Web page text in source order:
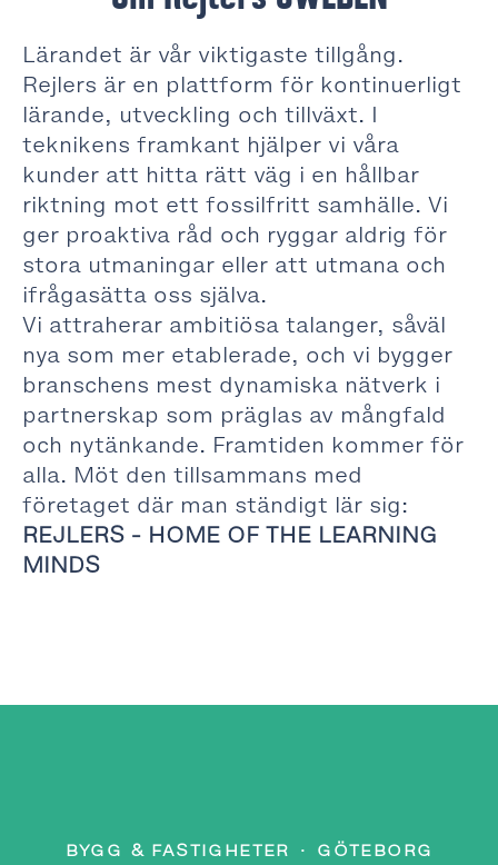
Lärandet är vår viktigaste tillgång.
Rejlers är en plattform för kontinuerligt
lärande, utveckling och tillväxt. I
teknikens framkant hjälper vi våra
kunder att hitta rätt väg i en hållbar
riktning mot ett fossilfritt samhälle. Vi
ger proaktiva råd och ryggar aldrig för
stora utmaningar eller att utmana och
ifrågasätta oss själva.
Vi attraherar ambitiösa talanger, såväl
nya som mer etablerade, och vi bygger
branschens mest dynamiska nätverk i
partnerskap som präglas av mångfald
och nytänkande. Framtiden kommer för
alla. Möt den tillsammans med
företaget där man ständigt lär sig:
REJLERS - HOME OF THE LEARNING
MINDS
BYGG & FASTIGHETER · GÖTEBORG